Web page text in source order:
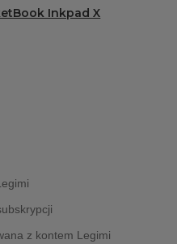
Inkpad X
z kontem Legimi